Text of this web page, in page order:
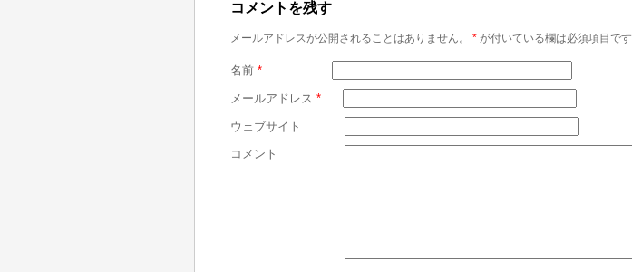
コメントを残す
メールアドレスが公開されることはありません。 * が付いている欄は必須項目です
名前 *
メールアドレス *
ウェブサイト
コメント